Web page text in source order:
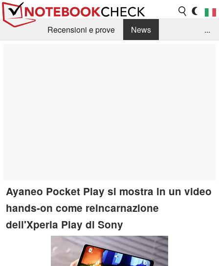
Recensioni e prove
News
...
Ayaneo Pocket Play si mostra in un video
hands-on come reincarnazione
dell'Xperia Play di Sony